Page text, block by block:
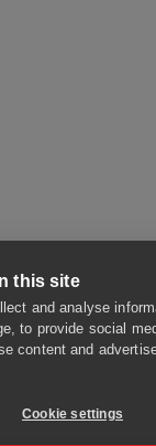
this site
and analyse
to provide social
content and
Cookie settings